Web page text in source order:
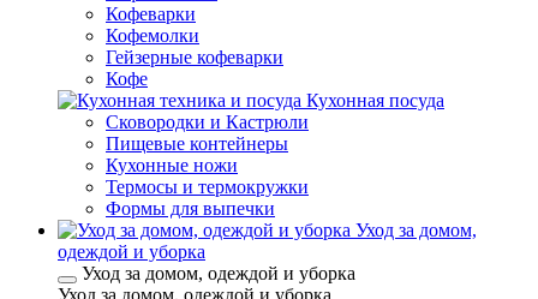
Кофеварки
Кофемолки
Гейзерные кофеварки
Кофе
Кухонная посуда
Сковородки и Кастрюли
Пищевые контейнеры
Кухонные ножи
Термосы и термокружки
Формы для выпечки
Уход за домом,
одеждой и уборка
Уход за домом, одеждой и уборка
Уход за домом, одеждой и уборка